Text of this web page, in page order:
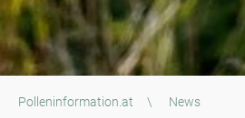
Polleninformation.at \ News